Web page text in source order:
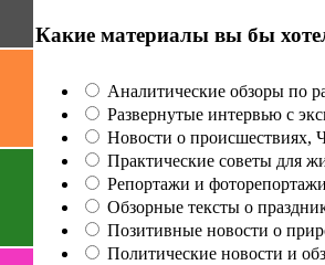
Какие материалы вы бы
Аналитические обзоры по
Развернутые интервью с
Новости о
Практические советы для
Репортажи и
Обзорные тексты о
Позитивные новости о
Политические новости и